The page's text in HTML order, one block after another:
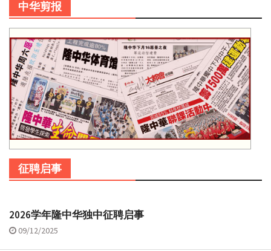
中华剪报
征聘启事
2026学年隆中华独中征聘启事
09/12/2025